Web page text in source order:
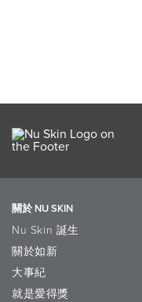
關於 NU SKIN
Nu Skin 誕生
關於如新
大事紀
就是愛得獎